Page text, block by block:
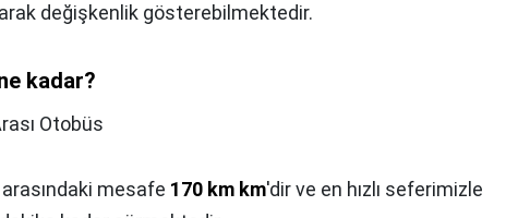
değişkenlik gösterebilmektedir.
kadar?
Otobüs
mesafe 170 km km'dir ve en hızlı seferimizle